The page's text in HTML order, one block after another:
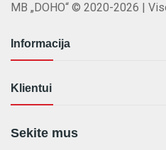
MB „DOHO“ © 2020-2026 |
Informacija
Klientui
Sekite mus